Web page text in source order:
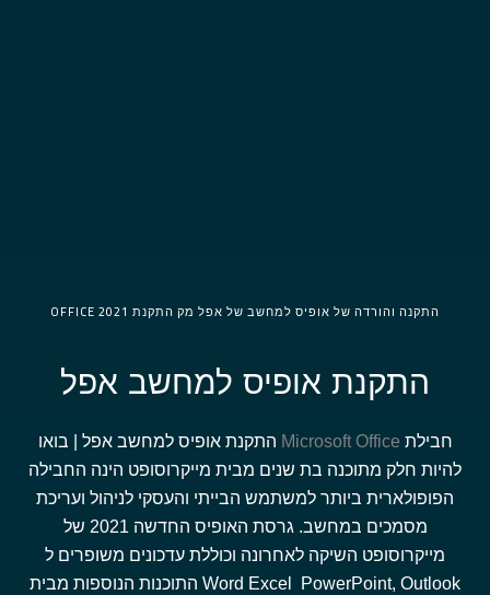
התקנה והורדה של אופיס למחשב של אפל מק התקנת 2021 OFFICE
התקנת אופיס למחשב אפל
חבילת Microsoft Office התקנת אופיס למחשב אפל | בואו
להיות חלק מתוכנה בת שנים מבית מייקרוסופט הינה החבילה
הפופולארית ביותר למשתמש הבייתי והעסקי לניהול ועריכת
מסמכים במחשב. גרסת האופיס החדשה 2021 של
מייקרוסופט השיקה לאחרונה וכוללת עדכונים משופרים ל
Word Excel PowerPoint, Outlook התוכנות הנוספות מבית